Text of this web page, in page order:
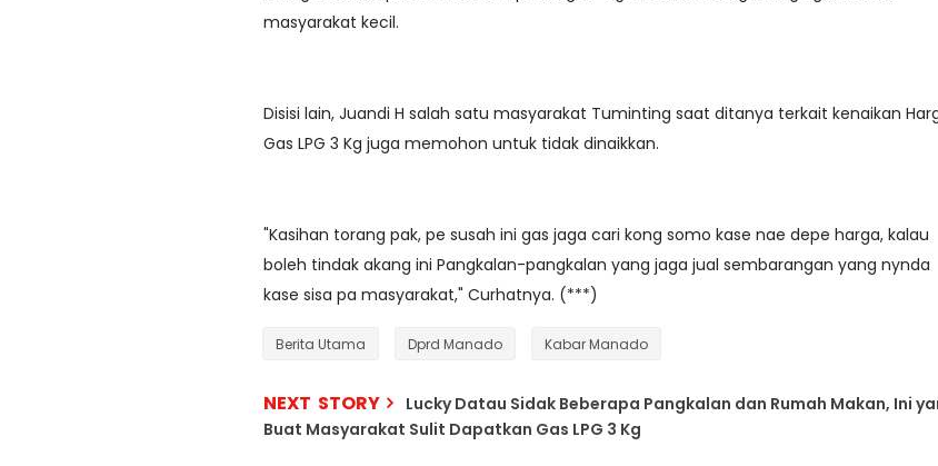
masyarakat kecil.
Disisi lain, Juandi H salah satu masyarakat Tuminting saat ditanya terkait kenaikan
Gas LPG 3 Kg juga memohon untuk tidak dinaikkan.
"Kasihan torang pak, pe susah ini gas jaga cari kong somo kase nae depe harga, kalau
boleh tindak akang ini Pangkalan-pangkalan yang jaga jual sembarangan yang nynda
kase sisa pa masyarakat," Curhatnya. (***)
Berita Utama Dprd Manado Kabar Manado
NEXT STORY
Lucky Datau Sidak Beberapa Pangkalan dan Rumah Makan, Ini
Buat Masyarakat Sulit Dapatkan Gas LPG 3 Kg